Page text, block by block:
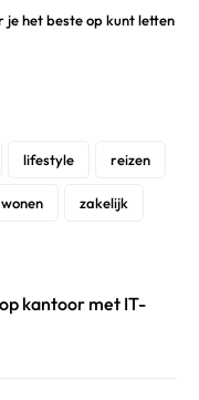
je het beste op kunt letten
lifestyle reizen
wonen zakelijk
kantoor met IT-